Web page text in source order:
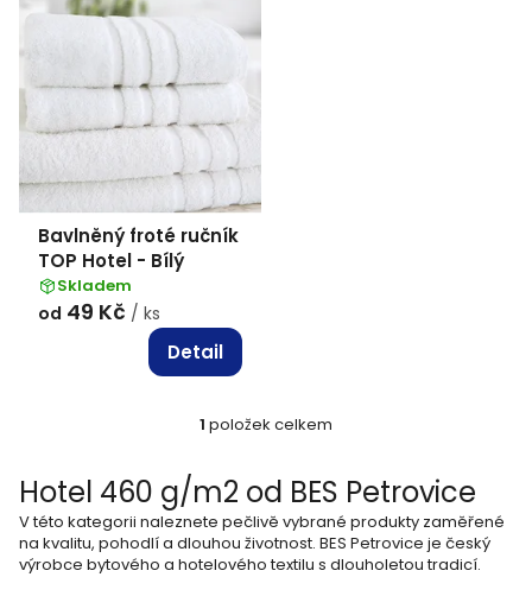
p
r
o
d
u
k
Bavlněný froté ručník
TOP Hotel - Bílý
Skladem
od 49 Kč / ks
Detail
O
v
l
á
d
1 položek celkem
Hotel 460 g/m2 od BES Petrovice
V této kategorii naleznete pečlivě vybrané produkty zaměřené
na kvalitu, pohodlí a dlouhou životnost. BES Petrovice je český
výrobce bytového a hotelového textilu s dlouholetou tradicí.